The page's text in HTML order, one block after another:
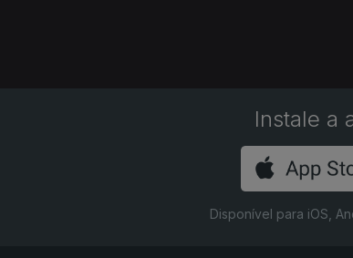
Instale a
Disponível para iOS,